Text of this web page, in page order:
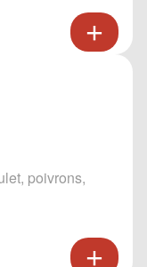
poivrons,